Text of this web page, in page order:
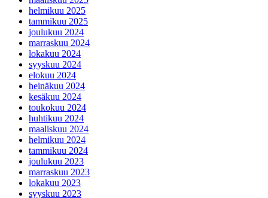
helmikuu 2025
tammikuu 2025
joulukuu 2024
marraskuu 2024
lokakuu 2024
syyskuu 2024
elokuu 2024
heinäkuu 2024
kesäkuu 2024
toukokuu 2024
huhtikuu 2024
maaliskuu 2024
helmikuu 2024
tammikuu 2024
joulukuu 2023
marraskuu 2023
lokakuu 2023
syyskuu 2023